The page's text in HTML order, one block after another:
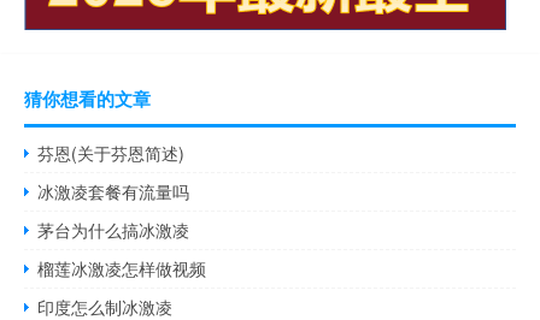
猜你想看的文章
芬恩(关于芬恩简述)
冰激凌套餐有流量吗
茅台为什么搞冰激凌
榴莲冰激凌怎样做视频
印度怎么制冰激凌